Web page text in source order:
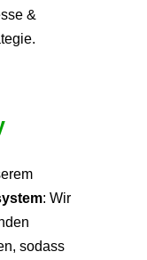
&
m
: Wir
sodass